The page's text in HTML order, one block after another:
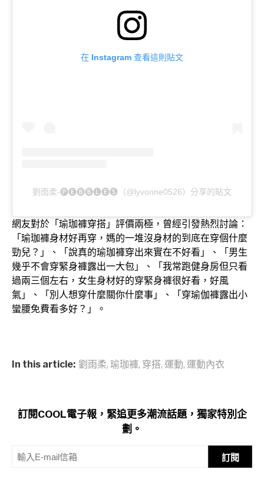
在 Instagram 查看這則貼文
劉雨柔-🅟🅔🅑🅑🅛🅔🅢（@lyvonne0526）分享的貼文
網友對於「瑜珈褲穿搭」評價兩極，曾經引發熱烈討論：
「瑜珈褲身材好再穿，媽的一堆沒身材的到底在穿個什麼
勁兒？」、「說真的瑜珈褲穿出來實在不好看」、「男生
幾乎不會穿緊身褲露出一大包」、「我常跑健身房但只看
過兩三個左右，女生身材好的穿緊身褲很好看，好風
氣」、「別人想穿什麼關你什麼事」、「穿瑜伽褲露出小
蠻腰免費看多好？」。
In this article: 劉雨柔, 瑜珈褲, 穿搭, 運動, 運動內衣
訂閱COOL電子報，緊追更多潮流話題，獨家特別企
劃。
訂閱